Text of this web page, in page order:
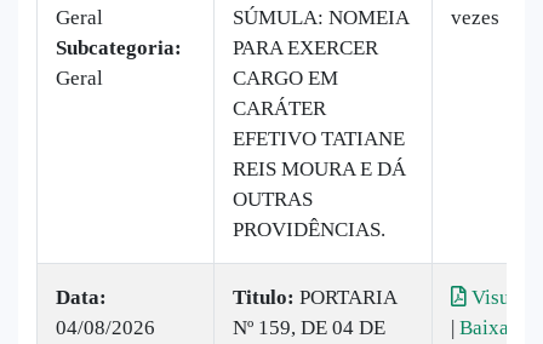
Geral
Subcategoria:
Geral
SÚMULA: NOMEIA
PARA EXERCER
CARGO EM
CARÁTER
EFETIVO TATIANE
REIS MOURA E DÁ
OUTRAS
PROVIDÊNCIAS.
vezes
Data:
04/08/2026
Titulo: PORTARIA
Nº 159, DE 04 DE
| Baixar